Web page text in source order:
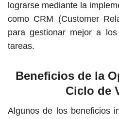
lograrse mediante la
como CRM (Customer
para gestionar mejor a
tareas.
Beneficios de la
Ciclo de
Algunos de los beneficios